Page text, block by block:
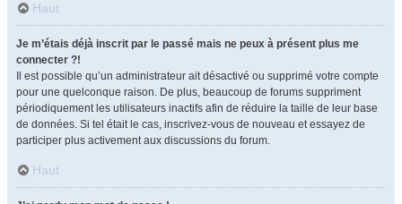
Haut
Je m’étais déjà inscrit par le passé mais ne peux à présent plus me
connecter ?!
Il est possible qu’un administrateur ait désactivé ou supprimé votre compte
pour une quelconque raison. De plus, beaucoup de forums suppriment
périodiquement les utilisateurs inactifs afin de réduire la taille de leur base
de données. Si tel était le cas, inscrivez-vous de nouveau et essayez de
participer plus activement aux discussions du forum.
Haut